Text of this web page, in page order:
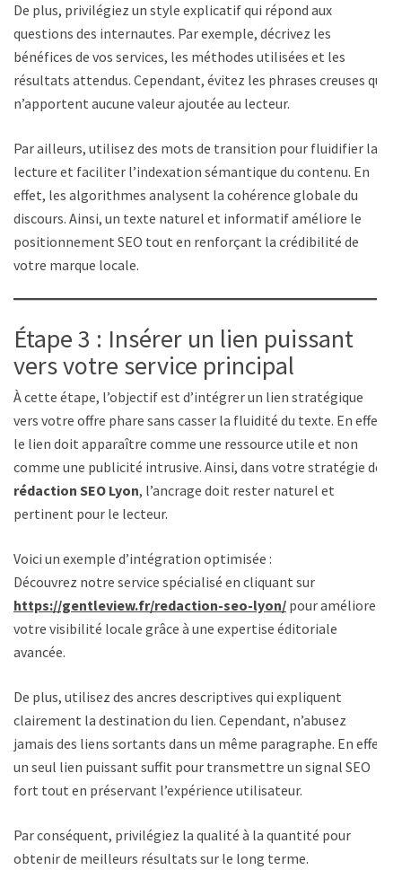
De plus, privilégiez un style explicatif qui répond aux
questions des internautes. Par exemple, décrivez les
bénéfices de vos services, les méthodes utilisées et les
résultats attendus. Cependant, évitez les phrases creuses qui
n’apportent aucune valeur ajoutée au lecteur.
Par ailleurs, utilisez des mots de transition pour fluidifier la
lecture et faciliter l’indexation sémantique du contenu. En
effet, les algorithmes analysent la cohérence globale du
discours. Ainsi, un texte naturel et informatif améliore le
positionnement SEO tout en renforçant la crédibilité de
votre marque locale.
Étape 3 : Insérer un lien puissant
vers votre service principal
À cette étape, l’objectif est d’intégrer un lien stratégique
vers votre offre phare sans casser la fluidité du texte. En effet,
le lien doit apparaître comme une ressource utile et non
comme une publicité intrusive. Ainsi, dans votre stratégie de
rédaction SEO Lyon, l’ancrage doit rester naturel et
pertinent pour le lecteur.
Voici un exemple d’intégration optimisée :
Découvrez notre service spécialisé en cliquant sur
https://gentleview.fr/redaction-seo-lyon/ pour améliorer
votre visibilité locale grâce à une expertise éditoriale
avancée.
De plus, utilisez des ancres descriptives qui expliquent
clairement la destination du lien. Cependant, n’abusez
jamais des liens sortants dans un même paragraphe. En effet,
un seul lien puissant suffit pour transmettre un signal SEO
fort tout en préservant l’expérience utilisateur.
Par conséquent, privilégiez la qualité à la quantité pour
obtenir de meilleurs résultats sur le long terme.